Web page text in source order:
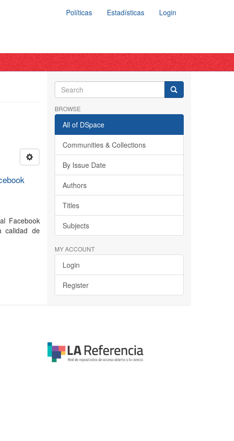
Políticas Estadísticas Login
Facebook
calidad de
BROWSE
All of DSpace
Communities & Collections
By Issue Date
Authors
Titles
Subjects
MY ACCOUNT
Login
Register